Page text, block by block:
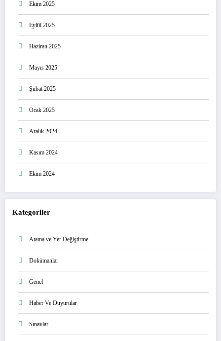
Ekim 2025
Eylül 2025
Haziran 2025
Mayıs 2025
Şubat 2025
Ocak 2025
Aralık 2024
Kasım 2024
Ekim 2024
Kategoriler
Atama ve Yer Değiştirme
Dokümanlar
Genel
Haber Ve Duyurular
Sınavlar